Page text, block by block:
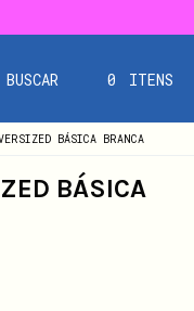
BUSCAR 0 ITENS
BÁSICA BRANCA
BÁSICA